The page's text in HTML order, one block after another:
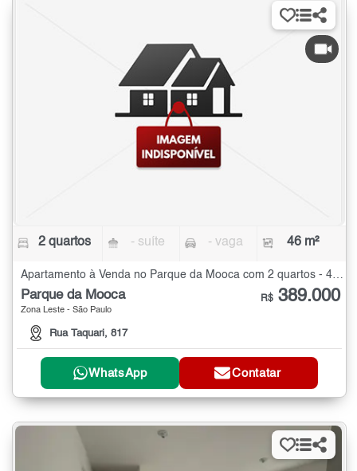
2 quartos - suíte - vaga 46 m²
Apartamento à Venda no Parque da Mooca com 2 quartos - 46 m²
Parque da Mooca
Zona Leste - São Paulo
Rua Taquari, 817
R$ 389.000
WhatsApp Contatar